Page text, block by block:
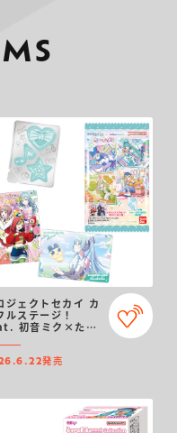
ジェクトセカイ カ
ルステージ！
初音ミク×たま
発売